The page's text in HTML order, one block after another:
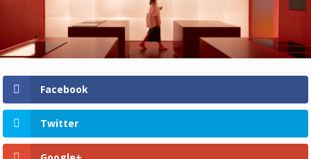
Facebook
Twitter